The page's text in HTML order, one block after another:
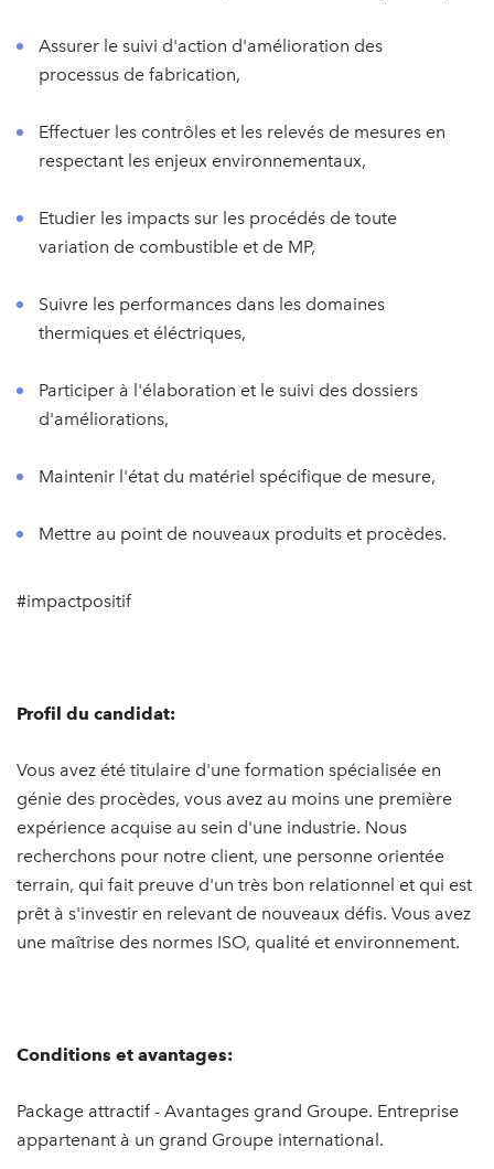
Assurer le suivi d'action d'amélioration des
processus de fabrication,
Effectuer les contrôles et les relevés de mesures en
respectant les enjeux environnementaux,
Etudier les impacts sur les procédés de toute
variation de combustible et de MP,
Suivre les performances dans les domaines
thermiques et éléctriques,
Participer à l'élaboration et le suivi des dossiers
d'améliorations,
Maintenir l'état du matériel spécifique de mesure,
Mettre au point de nouveaux produits et procèdes.
#impactpositif
Profil du candidat:
Vous avez été titulaire d'une formation spécialisée en
génie des procèdes, vous avez au moins une première
expérience acquise au sein d'une industrie. Nous
recherchons pour notre client, une personne orientée
terrain, qui fait preuve d'un très bon relationnel et qui est
prêt à s'investir en relevant de nouveaux défis. Vous avez
une maîtrise des normes ISO, qualité et environnement.
Conditions et avantages:
Package attractif - Avantages grand Groupe. Entreprise
appartenant à un grand Groupe international.